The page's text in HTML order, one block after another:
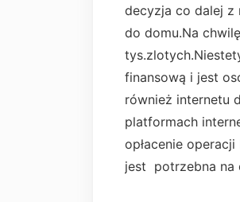
decyzja co dalej z
do domu.Na
finansową i jest
również internetu
platformach
opłacenie
jest potrzebna na